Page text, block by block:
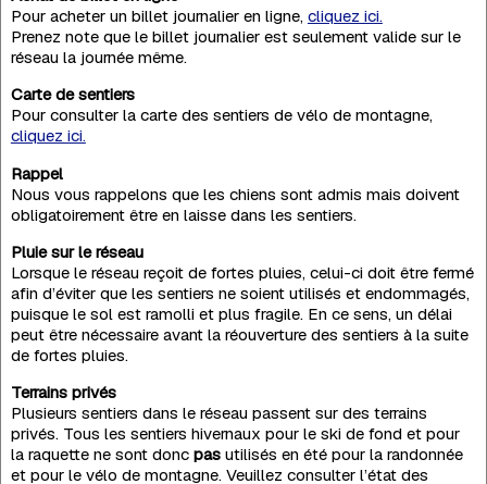
Pour acheter un billet journalier en ligne, cliquez ici.
Prenez note que le billet journalier est seulement valide sur le
réseau la journée même.
Carte de sentiers
Pour consulter la carte des sentiers de vélo de montagne,
cliquez ici.
Rappel
Nous vous rappelons que les chiens sont admis mais doivent
obligatoirement être en laisse dans les sentiers.
Pluie sur le réseau
Lorsque le réseau reçoit de fortes pluies, celui-ci doit être fermé
afin d’éviter que les sentiers ne soient utilisés et endommagés,
puisque le sol est ramolli et plus fragile. En ce sens, un délai
peut être nécessaire avant la réouverture des sentiers à la suite
de fortes pluies.
Terrains privés
Plusieurs sentiers dans le réseau passent sur des terrains
privés. Tous les sentiers hivernaux pour le ski de fond et pour
la raquette ne sont donc pasutilisés en été pour la randonnée
et pour le vélo de montagne. Veuillez consulter l’état des